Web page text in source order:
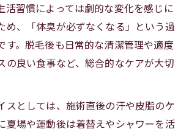
活習慣によっては劇的な変化を感じに
め、「体臭が必ずなくなる」という過
す。脱毛後も日常的な清潔管理や適度
の良い食事など、総合的なケアが大切
スとしては、施術直後の汗や皮脂のケ
夏場や運動後は着替えやシャワーを活